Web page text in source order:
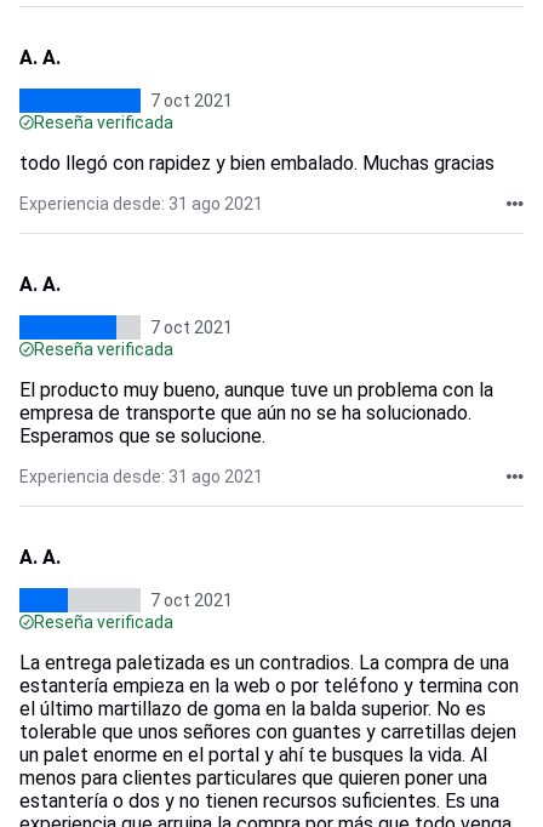
A. A.
7 oct 2021
Reseña verificada
todo llegó con rapidez y bien embalado. Muchas gracias
Experiencia desde: 31 ago 2021
A. A.
7 oct 2021
Reseña verificada
El producto muy bueno, aunque tuve un problema con la
empresa de transporte que aún no se ha solucionado.
Esperamos que se solucione.
Experiencia desde: 31 ago 2021
A. A.
7 oct 2021
Reseña verificada
La entrega paletizada es un contradios. La compra de una
estantería empieza en la web o por teléfono y termina con
el último martillazo de goma en la balda superior. No es
tolerable que unos señores con guantes y carretillas dejen
un palet enorme en el portal y ahí te busques la vida. Al
menos para clientes particulares que quieren poner una
estantería o dos y no tienen recursos suficientes. Es una